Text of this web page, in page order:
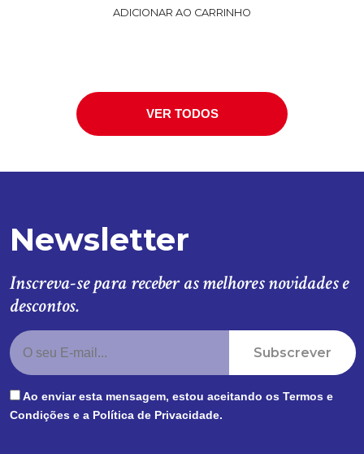
ADICIONAR AO CARRINHO
VER TODOS
Newsletter
Inscreva-se para receber as melhores novidades e
descontos.
Subscrever
Ao enviar esta mensagem, estou aceitando os Termos e
Condições e a Política de Privacidade.